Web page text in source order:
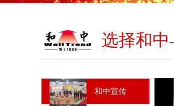
选择和中
和中宣传